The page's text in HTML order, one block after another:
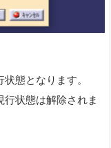
態となります。
状態は解除されま